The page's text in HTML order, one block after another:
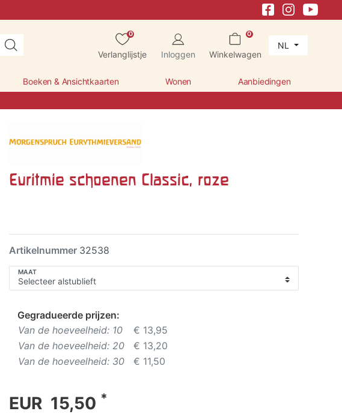
0
Verlanglijstje Inloggen
0
Winkelwagen
NL
Boeken & Ansichtkaarten Wonen Aanbiedingen
Euritmie schoenen Classic, roze
Artikelnummer 32538
MAAT
Gegradueerde prijzen:
Van de hoeveelheid: 10
€ 13,95
Van de hoeveelheid: 20
€ 13,20
Van de hoeveelheid: 30
€ 11,50
EUR 15,50 *